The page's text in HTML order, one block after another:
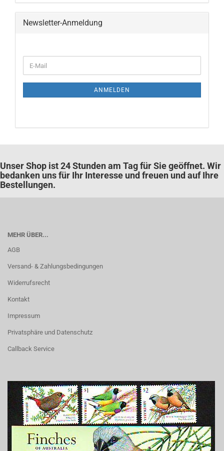
Newsletter-Anmeldung
ZUR
E-
Mail
ANMELDEN
Unser Shop ist 24 Stunden am Tag für Sie geöffnet. Wir
bedanken uns für Ihr Interesse und freuen und auf Ihre
Bestellungen.
MEHR ÜBER...
AGB
Versand- & Zahlungsbedingungen
Widerrufsrecht
Kontakt
Impressum
Privatsphäre und Datenschutz
Callback Service